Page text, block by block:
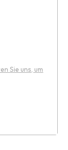
Sie uns, um